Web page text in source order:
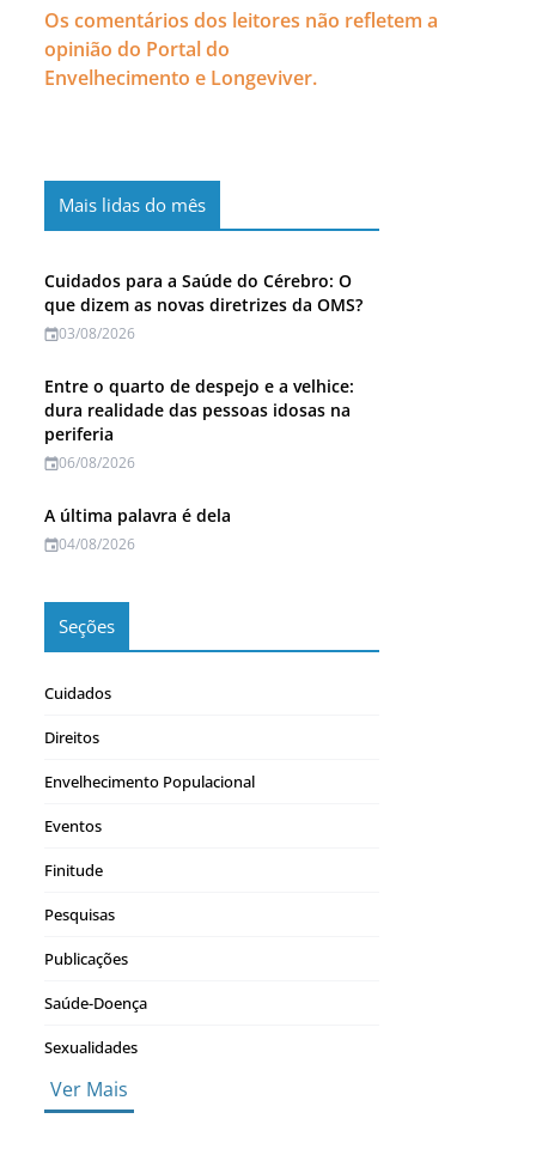
Os comentários dos leitores não refletem a
opinião do Portal do
Envelhecimento e Longeviver.
Mais lidas do mês
Cuidados para a Saúde do Cérebro: O
que dizem as novas diretrizes da OMS?
03/08/2026
Entre o quarto de despejo e a velhice:
dura realidade das pessoas idosas na
periferia
06/08/2026
A última palavra é dela
04/08/2026
Seções
Cuidados
Direitos
Envelhecimento Populacional
Eventos
Finitude
Pesquisas
Publicações
Saúde-Doença
Sexualidades
Ver Mais